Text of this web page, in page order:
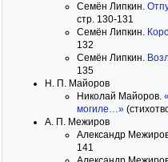
Семён Липкин.
стр. 130-131
Семён Липкин.
132
Семён Липкин.
135
Н. П. Майоров
Николай Майоров.
могиле…»
А. П. Межиров
Александр
141